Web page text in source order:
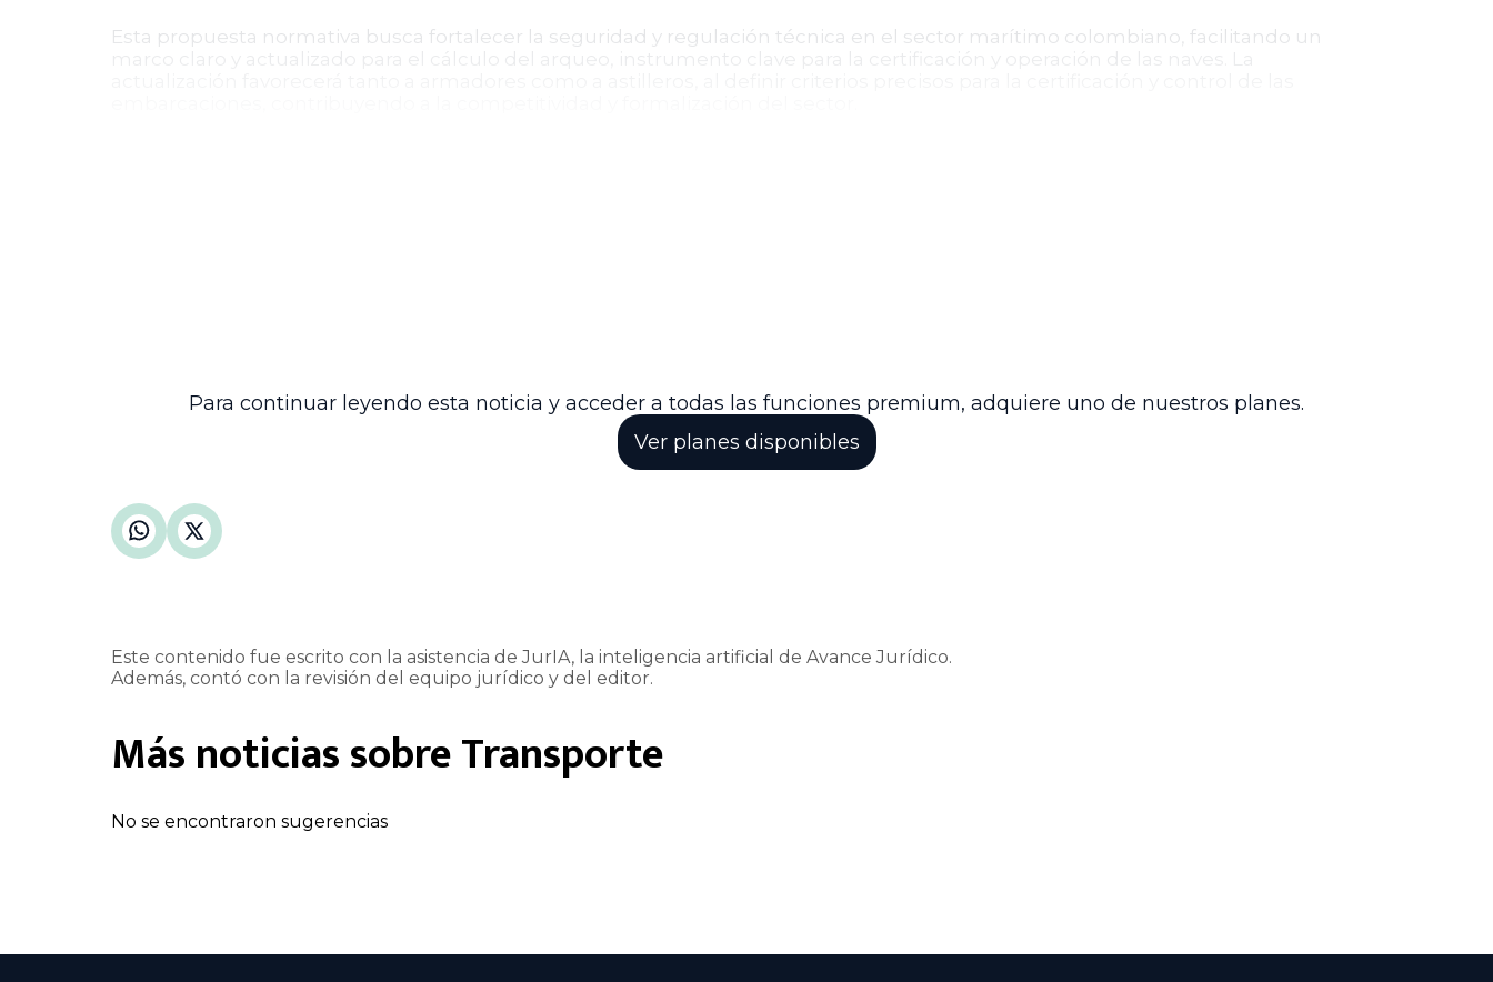
Esta propuesta normativa busca fortalecer la seguridad y regulación técnica en el sector marítimo colombiano, facilitando un
Para continuar leyendo esta noticia y acceder a todas las funciones premium, adquiere uno de nuestros planes.
Ver planes disponibles
Este contenido fue escrito con la asistencia de JurIA, la inteligencia artificial de Avance Jurídico.
Además, contó con la revisión del equipo jurídico y del editor.
Más noticias sobreTransporte
No se encontraron sugerencias